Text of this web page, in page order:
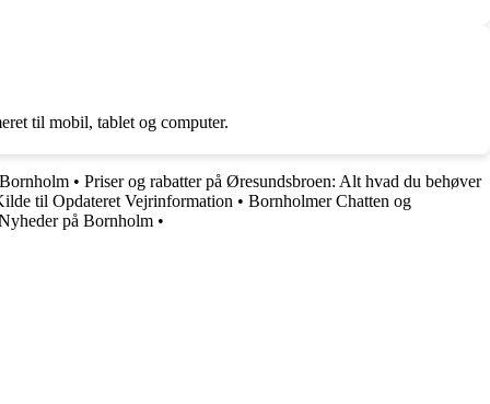
til mobil, tablet og computer.
• Priser og rabatter på Øresundsbroen: Alt hvad du behøver
til Opdateret Vejrinformation • Bornholmer Chatten og
på Bornholm •